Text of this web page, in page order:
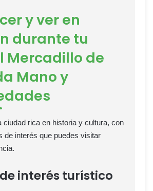
y ver en
durante tu
Mercadillo de
Mano y
ciudad rica en historia y cultura, con
de interés que puedes visitar
interés turístico